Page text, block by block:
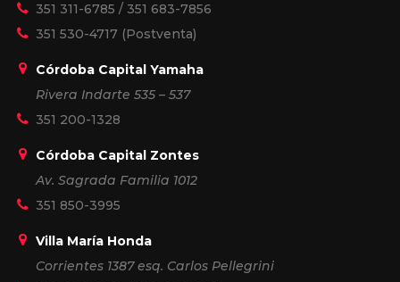
351 311-6785 / 351 683-7856
351 530-4717 (Postventa)
Córdoba Capital Yamaha
Rivera Indarte 535 – 537
351 200-1328
Córdoba Capital Zontes
Av. Sagrada Familia 1012
351 850-3995
Villa María Honda
Corrientes 1387 esq. Carlos Pellegrini